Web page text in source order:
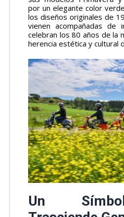
por un elegante color
los diseños originales de
vienen acompañadas de
celebran los 80 años de la
herencia estética y cultural
Un